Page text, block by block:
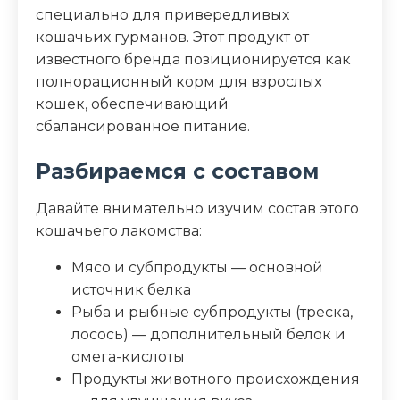
Дополнительные ингредиенты
таурин, витамин А, витамин Е
Пищевая ценность
Белок (%) 8
Жир (%) 3
Зола (%)
Влага (%) 84
Калорийность (ккал/100г) 70
специально для привередливых
кошачьих гурманов. Этот продукт от
известного бренда позиционируется как
полнорационный корм для взрослых
кошек, обеспечивающий
сбалансированное питание.
Разбираемся с составом
Давайте внимательно изучим состав этого
кошачьего лакомства:
Мясо и субпродукты — основной
источник белка
Рыба и рыбные субпродукты (треска,
лосось) — дополнительный белок и
омега-кислоты
Продукты животного происхождения